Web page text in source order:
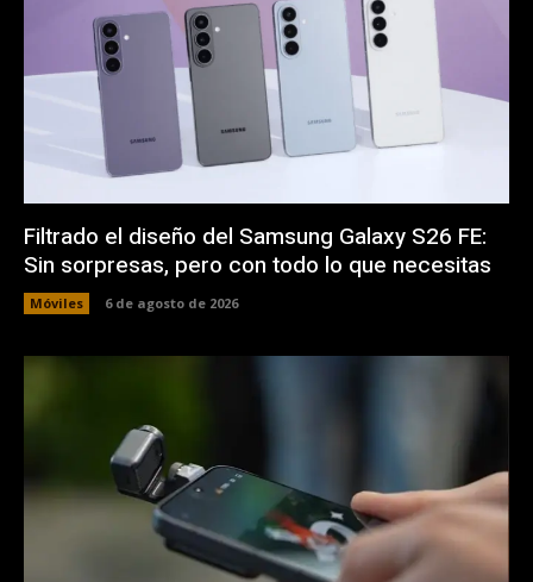
Filtrado el diseño del Samsung Galaxy S26 FE:
Sin sorpresas, pero con todo lo que necesitas
Móviles 6 de agosto de 2026